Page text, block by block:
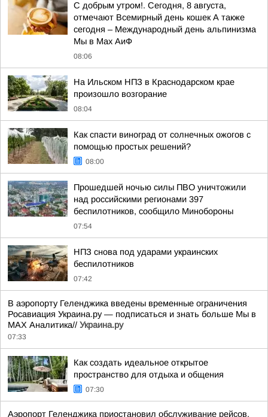
С добрым утром!. Сегодня, 8 августа,
отмечают Всемирный день кошек А также
сегодня – Международный день альпинизма
Мы в Мах АиФ
08:06
На Ильском НПЗ в Краснодарском крае
произошло возгорание
08:04
Как спасти виноград от солнечных ожогов с
помощью простых решений?
08:00
Прошедшей ночью силы ПВО уничтожили
над российскими регионами 397
беспилотников, сообщило Минобороны
07:54
НПЗ снова под ударами украинских
беспилотников
07:42
В аэропорту Геленджика введены временные ограничения
Росавиация Украина.ру — подписаться и знать больше Мы в
MAX Аналитика// Украина.ру
07:33
Как создать идеальное открытое
пространство для отдыха и общения
07:30
Аэропорт Геленджика приостановил обслуживание рейсов,